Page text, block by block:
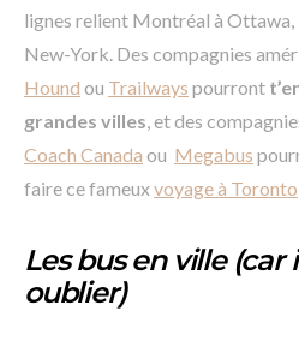
lignes relient Montréal à Ottawa,
New-York. Des compagnies
Hound ou Trailways pourront
grandes villes, et des
Coach Canada ou Megabus
faire ce fameuxvoyage à Toronto
Les bus en ville (car
oublier)